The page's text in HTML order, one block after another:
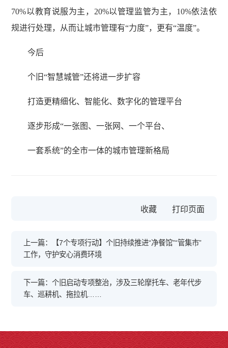
70%以教育说服为主，20%以管理监管为主，10%依法依
规进行处理，从而让城市管理有“力度”，更有“温度”。
今后
个旧“智慧城管”还将进一步扩容
打造更精细化、智能化、数字化的管理平台
逐步形成“一张图、一张网、一个平台、
一套系统”的全市一体的城市管理新格局
收藏
上一篇：【7个专项行动】个旧持续推进“净餐馆”“管集市”
工作，守护安心消费环境
下一篇：个旧启动专项整治，涉及三轮摩托车、老年代步
车、巡耕机、拖拉机……